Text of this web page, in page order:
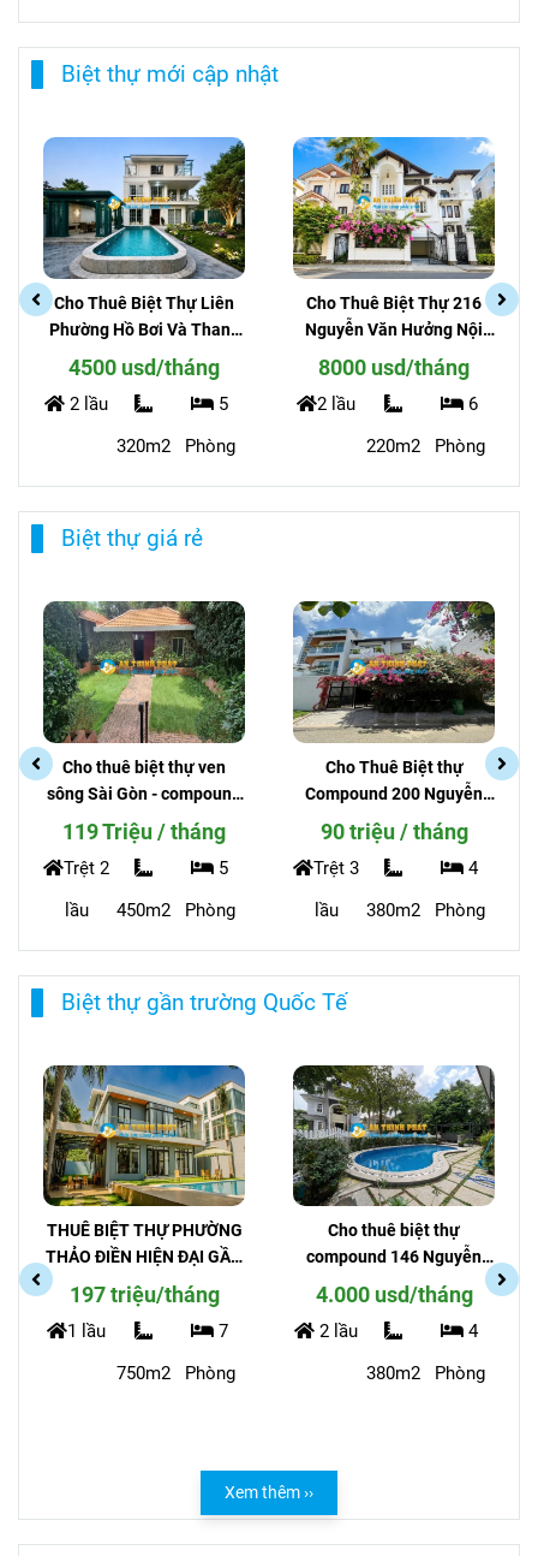
Biệt thự mới cập nhật
Cho Thuê Biệt Thự Liên
Phường Hồ Bơi Và Thang
Máy Nội Thất Siêu Đẹp
4500 usd/tháng
2 lầu
320m2
5
Phòng
Cho Thuê Biệt Thự 216
Nguyễn Văn Hưởng Nội
Thất Đẹp Hồ bơi Riêng
8000 usd/tháng
2 lầu
220m2
6
Phòng
Biệt thự giá rẻ
Cho thuê biệt thự ven
sông Sài Gòn - compound
215 Nguyễn Văn Hưởng
119 Triệu / tháng
Trệt 2
lầu
450m2
5
Phòng
Cho Thuê Biệt thự
Compound 200 Nguyễn
Văn Hưởng _Phường Thảo
Điền - An Ninh
90 triệu / tháng
Trệt 3
lầu
380m2
4
Phòng
Biệt thự gần trường Quốc Tế
THUÊ BIỆT THỰ PHƯỜNG
THẢO ĐIỀN HIỆN ĐẠI GẦN
SÔNG SÀI GÒN
197 triệu/tháng
1 lầu
750m2
7
Phòng
Cho thuê biệt thự
compound 146 Nguyễn
Văn Hưởng phường Thảo
Điền - An Ninh Cao
4.000 usd/tháng
2 lầu
380m2
4
Phòng
Xem thêm ››